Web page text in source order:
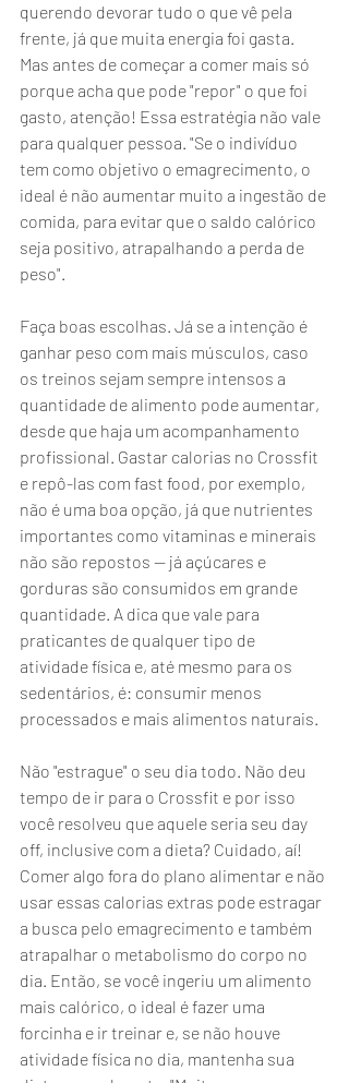
querendo devorar tudo o que vê pela
frente, já que muita energia foi gasta.
Mas antes de começar a comer mais só
porque acha que pode "repor" o que foi
gasto, atenção! Essa estratégia não vale
para qualquer pessoa. "Se o indivíduo
tem como objetivo o emagrecimento, o
ideal é não aumentar muito a ingestão de
comida, para evitar que o saldo calórico
seja positivo, atrapalhando a perda de
peso".
Faça boas escolhas. Já se a intenção é
ganhar peso com mais músculos, caso
os treinos sejam sempre intensos a
quantidade de alimento pode aumentar,
desde que haja um acompanhamento
profissional. Gastar calorias no Crossfit
e repô-las com fast food, por exemplo,
não é uma boa opção, já que nutrientes
importantes como vitaminas e minerais
não são repostos — já açúcares e
gorduras são consumidos em grande
quantidade. A dica que vale para
praticantes de qualquer tipo de
atividade física e, até mesmo para os
sedentários, é: consumir menos
processados e mais alimentos naturais.
Não "estrague" o seu dia todo. Não deu
tempo de ir para o Crossfit e por isso
você resolveu que aquele seria seu day
off, inclusive com a dieta? Cuidado, aí!
Comer algo fora do plano alimentar e não
usar essas calorias extras pode estragar
a busca pelo emagrecimento e também
atrapalhar o metabolismo do corpo no
dia. Então, se você ingeriu um alimento
mais calórico, o ideal é fazer uma
forcinha e ir treinar e, se não houve
atividade física no dia, mantenha sua